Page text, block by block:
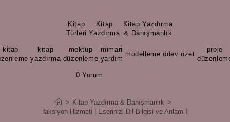
Kitap
Türleri
/
Kitap
Yazdırma
Kitap Yazdırma
& Danışmanlık
kitap
kitap
yazdırma
mektup
düzenleme
mimari
yardım
modelleme ,ödev ,özet
proje
0 Yorum
> Kitap Yazdırma & Danışmanlık >
ve Redaksiyon Hizmeti | Eserinizi Dil Bilgisi ve Anlam Bütünlüğüyle